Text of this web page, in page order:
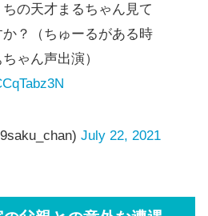
の天才まるちゃん見て
？（ちゅーるがある時
ゃん声出演）
July 22, 2021